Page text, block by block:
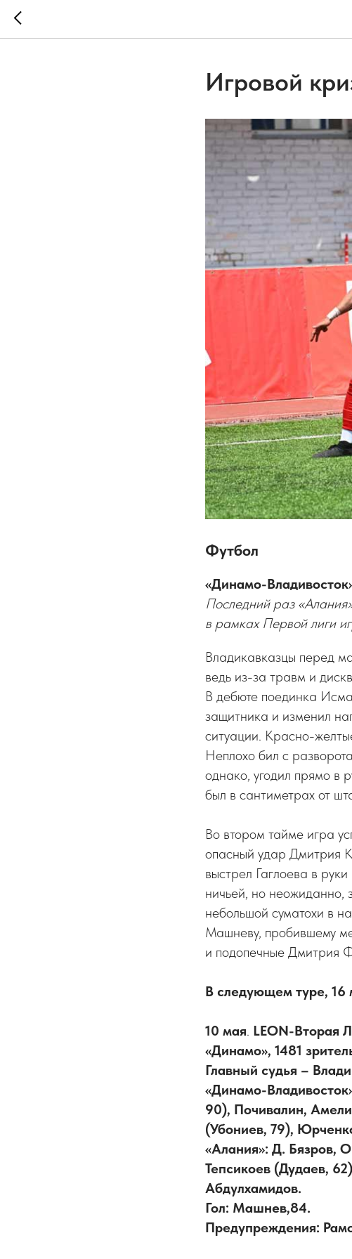
Игровой
Футбол
«Динамо-
Последний раз
в рамках Первой лиги
Владикавказцы перед
ведь из-за травм и
В дебюте поединка
защитника и изменил
ситуации. Красно-
Неплохо бил с
однако, угодил прямо в
был в сантиметрах от
Во втором тайме игра
опасный удар Дмитрия
выстрел Гаглоева в
ничьей, но неожиданно,
небольшой суматохи в
Машневу, пробившему
и подопечные Дмитрия
В следующем туре, 16
10 мая. LEON-Вторая
«Динамо», 1481
Главный судья –
«Динамо-
90), Почивалин,
(Убониев, 79),
«Алания»: Д. Бязров,
Тепсикоев (Дудаев,
Абдулхамидов.
Гол: Машнев,84.
Предупреждения: